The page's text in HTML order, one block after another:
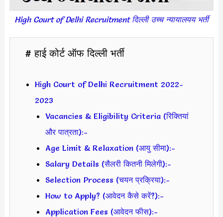
High Court of Delhi Recruitment दिल्ली उच्च न्यायालयय भर्ती
# हाई कोर्ट ऑफ दिल्ली भर्ती
High Court of Delhi Recruitment 2022-
2023
Vacancies & Eligibility Criteria (रिक्तियां
और पात्रता):-
Age Limit & Relaxation (आयु सीमा):-
Salary Details (सैलरी कितनी मिलेगी):-
Selection Process (चयन प्रक्रिया):-
How to Apply? (आवेदन कैसे करें?):-
Application Fees (आवेदन फीस):-